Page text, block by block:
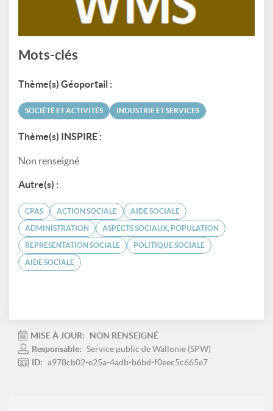
Mots-clés
Thème(s) Géoportail :
SOCIÉTÉ ET ACTIVITÉS INDUSTRIE ET SERVICES
Thème(s) INSPIRE :
Non renseigné
Autre(s) :
CPAS ACTION SOCIALE AIDE SOCIALE
ADMINISTRATION ASPECTS SOCIAUX, POPULATION
REPRÉSENTATION SOCIALE POLITIQUE SOCIALE
AIDE SOCIALE
MISE À JOUR:
NON RENSEIGNÉ
Responsable: Service public de Wallonie (SPW)
ID: a978cb02-e25a-4adb-b6bd-f0eec5c665e7